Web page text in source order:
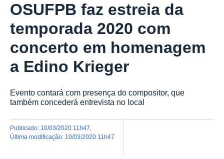
OSUFPB faz estreia da
temporada 2020 com
concerto em homenagem
a Edino Krieger
Evento contará com presença do compositor, que
também concederá entrevista no local
publicado: 10/03/2020 11h47
última modificação: 10/03/2020 11h47